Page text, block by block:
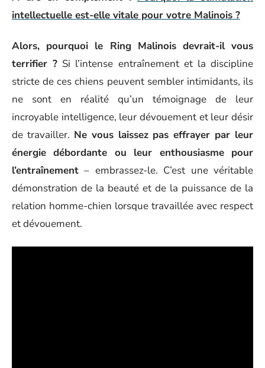
intellectuelle est-elle vitale pour votre Malinois ?
Alors, pourquoi le Ring Malinois devrait-il vous
terrifier ? Si l’intense entraînement et la discipline
stricte de ces chiens peuvent sembler intimidants, ils
ne sont en réalité qu’un témoignage de leur
incroyable intelligence, leur dévouement et leur désir
de travailler. Ne vous laissez pas effrayer par leur
énergie débordante ou leur enthousiasme pour
l’entraînement – embrassez-le. C’est une véritable
démonstration de la beauté et de la puissance de la
relation homme-chien lorsque travaillée avec respect
et dévouement.